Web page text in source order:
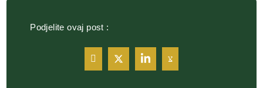
Podjelite ovaj post :